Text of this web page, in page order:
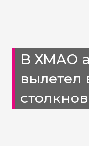
В ХМАО
вылетел